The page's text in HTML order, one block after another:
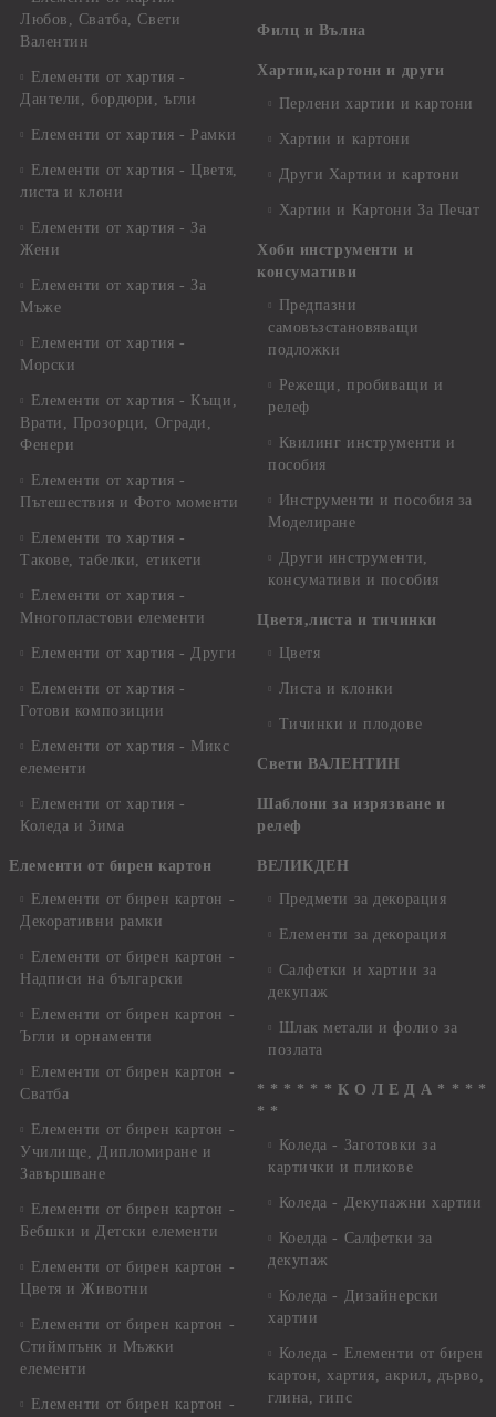
Любов, Сватба, Свети
Валентин
Елементи от хартия -
Дантели, бордюри, ъгли
Елементи от хартия - Рамки
Елементи от хартия - Цветя,
листа и клони
Елементи от хартия - За
Жени
Елементи от хартия - За
Мъже
Елементи от хартия -
Морски
Елементи от хартия - Къщи,
Врати, Прозорци, Огради,
Фенери
Елементи от хартия -
Пътешествия и Фото моменти
Елементи то хартия -
Такове, табелки, етикети
Елементи от хартия -
Многопластови елементи
Елементи от хартия - Други
Елементи от хартия -
Готови композиции
Елементи от хартия - Микс
елементи
Елементи от хартия -
Коледа и Зима
Елементи от бирен картон
Елементи от бирен картон -
Декоративни рамки
Елементи от бирен картон -
Надписи на български
Елементи от бирен картон -
Ъгли и орнаменти
Елементи от бирен картон -
Сватба
Елементи от бирен картон -
Училище, Дипломиране и
Завършване
Елементи от бирен картон -
Бебшки и Детски елементи
Елементи от бирен картон -
Цветя и Животни
Елементи от бирен картон -
Стиймпънк и Мъжки
елементи
Елементи от бирен картон -
Филц и Вълна
Хартии,картони и други
Перлени хартии и картони
Хартии и картони
Други Хартии и картони
Хартии и Картони За Печат
Хоби инструменти и
консумативи
Предпазни
самовъзстановяващи
подложки
Режещи, пробиващи и
релеф
Квилинг инструменти и
пособия
Инструменти и пособия за
Моделиране
Други инструменти,
консумативи и пособия
Цветя,листа и тичинки
Цветя
Листа и клонки
Тичинки и плодове
Свети ВАЛЕНТИН
Шаблони за изрязване и
релеф
ВЕЛИКДЕН
Предмети за декорация
Елементи за декорация
Салфетки и хартии за
декупаж
Шлак метали и фолио за
позлата
* * * * * * К О Л Е Д А * * * *
* *
Коледа - Заготовки за
картички и пликове
Коледа - Декупажни хартии
Коелда - Салфетки за
декупаж
Коледа - Дизайнерски
хартии
Коледа - Eлементи от бирен
картон, хартия, акрил, дърво,
глина, гипс